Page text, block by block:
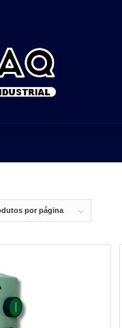
por página